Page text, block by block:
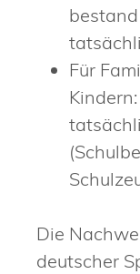
Für
Die
deutscher